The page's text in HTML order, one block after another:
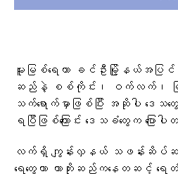
မူးမြစ်ရေဟာ ခင်ဦးမြို့နယ်အပ
ဆည်နဲ့ စစ်ကိုင်း၊ ဝက်လက်၊ မ
သက်ရောက်မှာဖြစ်ပြီး အဆိုပါ ဒေသတွေ
ရပြီဖြစ်ကြောင်း ဒေသခံတွေက ပြောပ
လက်ရှိ ကျွန်းလှနယ် သဖန်းဆိပ်ဆ
ရေတွေဟာ ကာဘိုးဆည်ကနေတဆင့် ရေတံခါ